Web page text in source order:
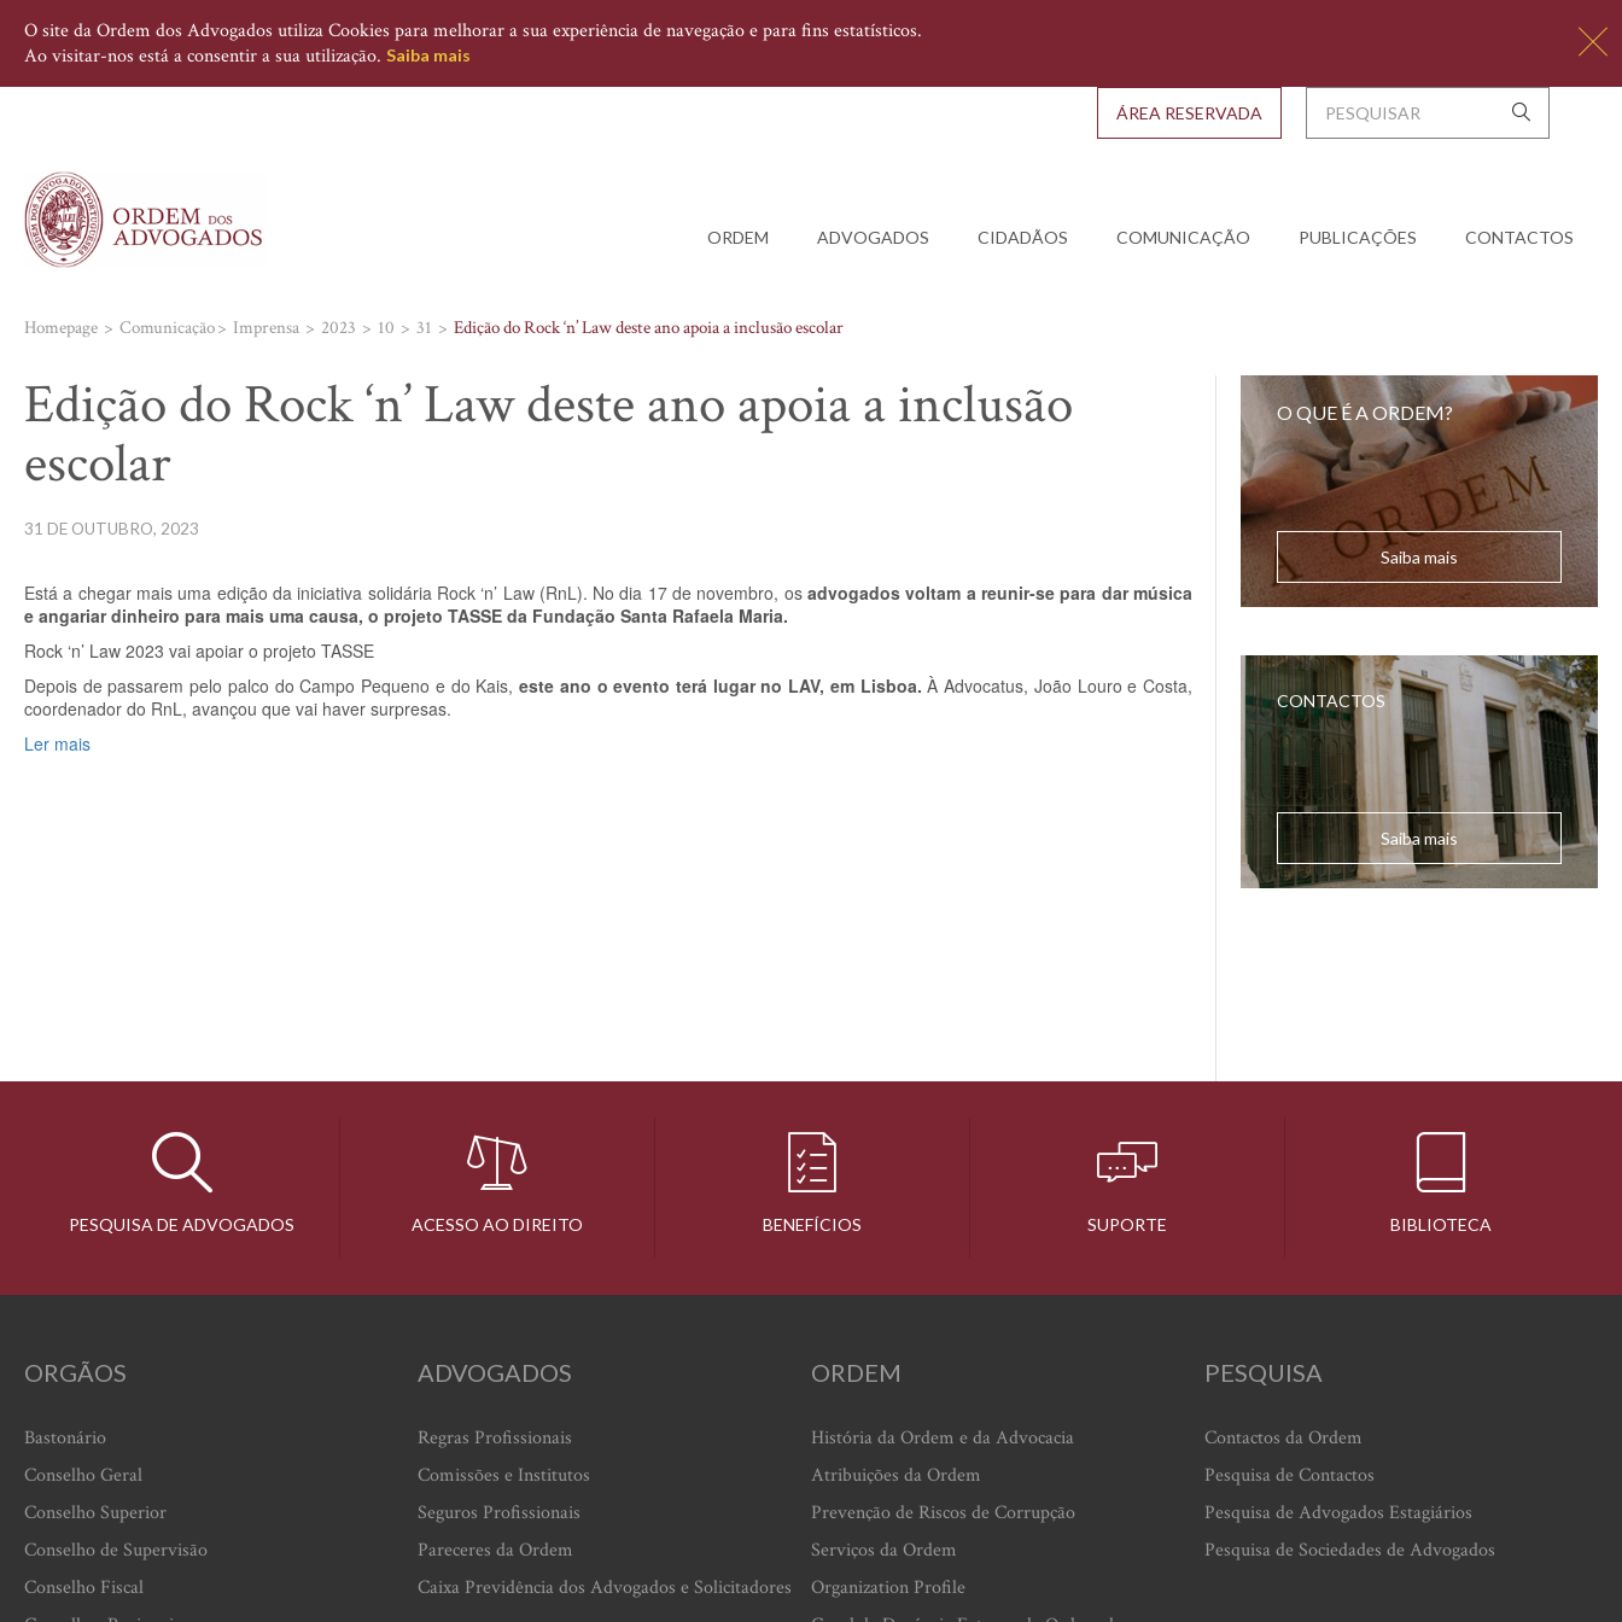
O site da Ordem dos Advogados utiliza Cookies para melhorar a sua experiência de navegação e para fins estatísticos.
Ao visitar-nos está a consentir a sua utilização. Saiba mais
ORDEM ADVOGADOS CIDADÃOS COMUNICAÇÃO PUBLICAÇÕES CONTACTOS
ÁREA RESERVADA
Homepage Comunicação Imprensa 2023 10 31 Edição do Rock ‘n’ Law deste ano apoia a inclusão escolar
Edição do Rock ‘n’ Law deste ano apoia a inclusão
escolar
31 DE OUTUBRO, 2023
Está a chegar mais uma edição da iniciativa solidária Rock ‘n’ Law (RnL). No dia 17 de novembro, osadvogados voltam a reunir-se para dar música
e angariar dinheiro para mais uma causa, o projeto TASSE da Fundação Santa Rafaela Maria.
Rock ‘n’ Law 2023 vai apoiar o projeto TASSE
Depois de passarem pelo palco do Campo Pequeno e do Kais,este ano o evento terá lugar no LAV, em Lisboa. À Advocatus, João Louro e Costa,
coordenador do RnL, avançou que vai haver surpresas.
Ler mais
O QUE É A ORDEM?
Saiba mais
CONTACTOS
Saiba mais
PESQUISA DE ADVOGADOS ACESSO AO DIREITO BENEFÍCIOS SUPORTE BIBLIOTECA
ORGÃOS
Bastonário
Conselho Geral
Conselho Superior
Conselho de Supervisão
Conselho Fiscal
ADVOGADOS
Regras Profissionais
Comissões e Institutos
Seguros Profissionais
Pareceres da Ordem
Caixa Previdência dos Advogados e Solicitadores
ORDEM
História da Ordem e da Advocacia
Atribuições da Ordem
Prevenção de Riscos de Corrupção
Serviços da Ordem
Organization Profile
PESQUISA
Contactos da Ordem
Pesquisa de Contactos
Pesquisa de Advogados Estagiários
Pesquisa de Sociedades de Advogados